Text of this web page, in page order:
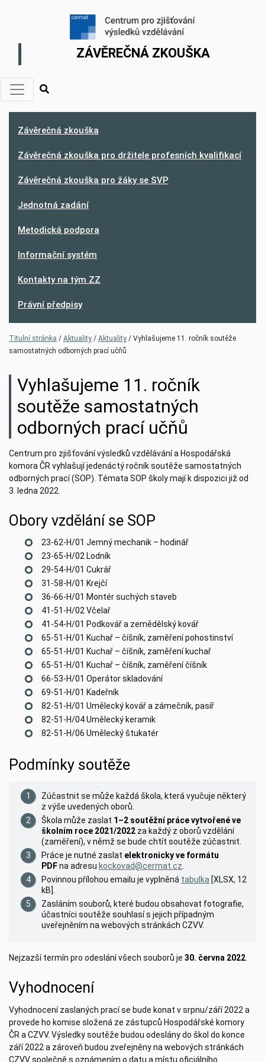
ZÁVĚREČNÁ ZKOUŠKA
Závěrečná zkouška
Závěrečná zkouška pro držitele profesních kvalifikací
Závěrečná zkouška pro žáky se SVP
Jednotná zadání
Metodická podpora
Informační systém
Kontakty na tým ZZ
Právní předpisy
Titulní stránka Aktuality(current)
Aktuality(current)
Vyhlašujeme 11. ročník soutěže
samostatných odborných prací učňů
Vyhlašujeme 11. ročník
soutěže samostatných
odborných prací učňů
Centrum pro zjišťování výsledků vzdělávání a Hospodářská
komora ČR vyhlašují jedenáctý ročník soutěže samostatných
odborných prací (SOP). Témata SOP školy mají k dispozici již od
3. ledna 2022.
Obory vzdělání se SOP
23-62-H/01 Jemný mechanik – hodinář
23-65-H/02 Lodník
29-54-H/01 Cukrář
31-58-H/01 Krejčí
36-66-H/01 Montér suchých staveb
41-51-H/02 Včelař
41-54-H/01 Podkovář a zemědělský kovář
65-51-H/01 Kuchař – číšník, zaměření pohostinství
65-51-H/01 Kuchař – číšník, zaměření kuchař
65-51-H/01 Kuchař – číšník, zaměření číšník
66-53-H/01 Operátor skladování
69-51-H/01 Kadeřník
82-51-H/01 Umělecký kovář a zámečník, pasíř
82-51-H/04 Umělecký keramik
82-51-H/06 Umělecký štukatér
Podmínky soutěže
Zúčastnit se může každá škola, která vyučuje některý
z výše uvedených oborů.
Škola může zaslat 1–2 soutěžní práce vytvořené ve
školním roce 2021/2022 za každý z oborů vzdělání
(zaměření), v němž se bude chtít soutěže zúčastnit.
Práce je nutné zaslat elektronicky ve formátu
PDFna adresu kockovad@cermat.cz
Povinnou přílohou emailu je vyplněná tabulka [XLSX, 12
kB].
Zasláním souborů, které budou obsahovat fotografie,
účastníci soutěže souhlasí s jejich případným
uveřejněním na webových stránkách CZVV.
Nejzazší termín pro odeslání všech souborů je 30. června 2022
Vyhodnocení
Vyhodnocení zaslaných prací se bude konat v srpnu/září 2022 a
provede ho komise složená ze zástupců Hospodářské komory
ČR a CZVV. Výsledky soutěže budou odeslány do škol do konce
září 2022 a zároveň budou zveřejněny na webových stránkách
CZVV společně s oznámením o datu a místu oficiálního